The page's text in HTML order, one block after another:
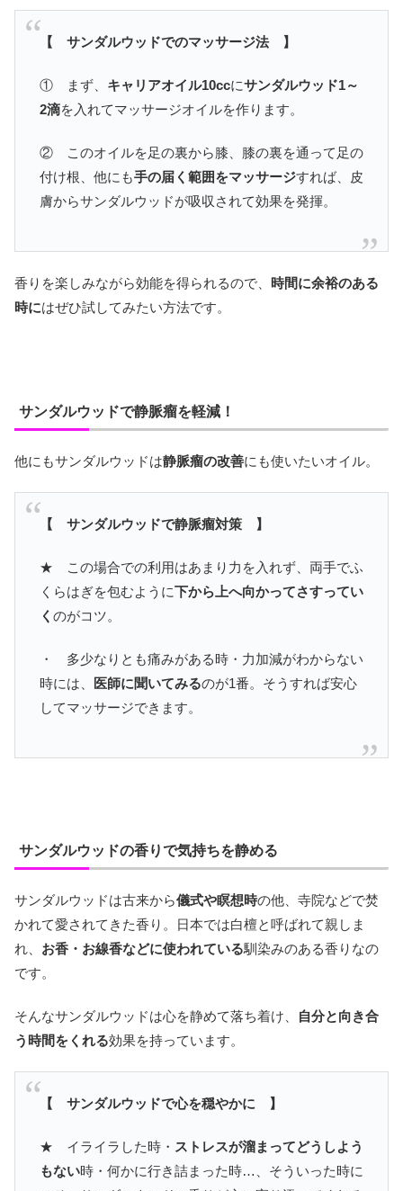
【 サンダルウッドでのマッサージ法 】
① まず、 キャリアオイル10ccにサンダルウッド1～
2滴を入れてマッサージオイルを作ります。
② このオイルを足の裏から膝、膝の裏を通って足の
付け根、他にも手の届く範囲をマッサージすれば、皮
膚からサンダルウッドが吸収されて効果を発揮。
香りを楽しみながら効能を得られるので、 時間に余裕のある
時にはぜひ試してみたい方法です。
サンダルウッドで静脈瘤を軽減！
他にもサンダルウッドは静脈瘤の改善にも使いたいオイル。
【 サンダルウッドで静脈瘤対策 】
★ この場合での利用はあまり力を入れず、両手でふ
くらはぎを包むように下から上へ向かってさすってい
く のがコツ。
・ 多少なりとも痛みがある時・力加減がわからない
時には、
医師に聞いてみるのが1番。そうすれば安心
してマッサージできます。
サンダルウッドの香りで気持ちを静める
サンダルウッドは古来から儀式や瞑想時の他、寺院などで焚
かれて愛されてきた香り。日本では白檀と呼ばれて親しま
れ、 お香・お線香などに使われている馴染みのある香りなの
です。
そんなサンダルウッドは心を静めて落ち着け、
自分と向き合
う時間をくれる効果を持っています。
【 サンダルウッドで心を穏やかに 】
★ イライラした時・ ストレスが溜まってどうしよう
もない時・何かに行き詰まった時…、そういった時に